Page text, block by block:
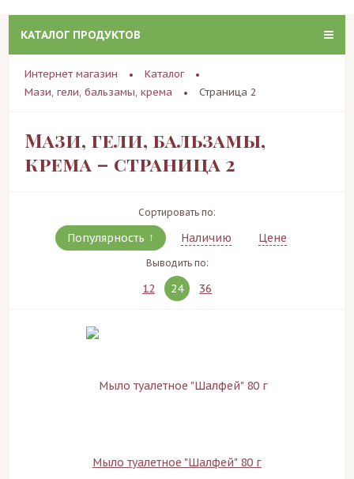
КАТАЛОГ ПРОДУКТОВ
Интернет магазин
Каталог
Мази, гели, бальзамы, крема
Страница 2
Мази, гели, бальзамы,
крема – страница 2
Сортировать по:
Популярность Наличию Цене
Выводить по:
12 24 36
Мыло туалетное "Шалфей" 80 г